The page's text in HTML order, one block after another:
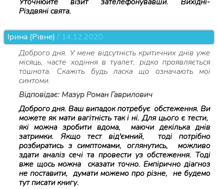
Різдвяні свята.
Ірина (Рівне) / 14.12.2020
Доброго дня. У мене відсутність критичних днів уже
місяць, часте ходіння в туалет, рідко проявляється
тошнота. Скажіть будь ласка що означають мої
симтоми.
Відповідає: Мазур Роман Гаврилович
Доброго дня. Ваш випадок потребує обстеження. Ви
можете як мати вагітність так і ні. Для цього є тести,
які можна зробити вдома, маючи декілька днів
затримки. Якщо тест від'ємний, тоді потрібно
розбиратись з симптомами, оглянутись, можливо
здати аналіз сечі та провести уз обстеження. Тоді
вже щось можна сказати точно. Емпірично діагноз
не поставити, думати можемо про різне, не будемо
тут писати книгу.